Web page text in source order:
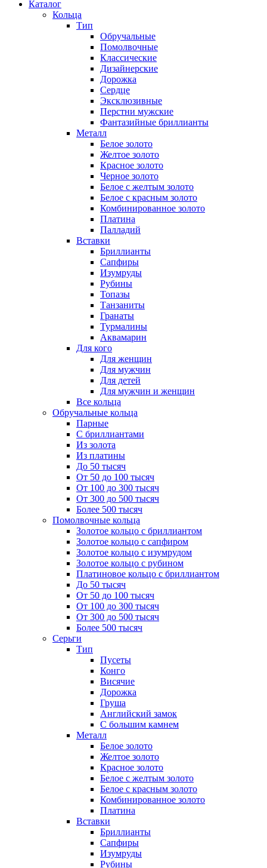
Каталог
Кольца
Тип
Обручальные
Помолвочные
Классические
Дизайнерские
Дорожка
Сердце
Эксклюзивные
Перстни мужские
Фантазийные бриллианты
Металл
Белое золото
Желтое золото
Красное золото
Черное золото
Белое с желтым золото
Белое с красным золото
Комбинированное золото
Платина
Палладий
Вставки
Бриллианты
Сапфиры
Изумруды
Рубины
Топазы
Танзаниты
Гранаты
Турмалины
Аквамарин
Для кого
Для женщин
Для мужчин
Для детей
Для мужчин и женщин
Все кольца
Обручальные кольца
Парные
С бриллиантами
Из золота
Из платины
До 50 тысяч
От 50 до 100 тысяч
От 100 до 300 тысяч
От 300 до 500 тысяч
Более 500 тысяч
Помолвочные кольца
Золотое кольцо с бриллиантом
Золотое кольцо с сапфиром
Золотое кольцо с изумрудом
Золотое кольцо с рубином
Платиновое кольцо с бриллиантом
До 50 тысяч
От 50 до 100 тысяч
От 100 до 300 тысяч
От 300 до 500 тысяч
Более 500 тысяч
Серьги
Тип
Пусеты
Конго
Висячие
Дорожка
Груша
Английский замок
С большим камнем
Металл
Белое золото
Желтое золото
Красное золото
Белое с желтым золото
Белое с красным золото
Комбинированное золото
Платина
Вставки
Бриллианты
Сапфиры
Изумруды
Рубины